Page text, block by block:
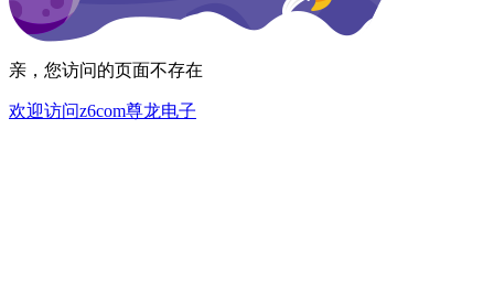
亲，您访问的页面不存在
欢迎访问z6com尊龙电子